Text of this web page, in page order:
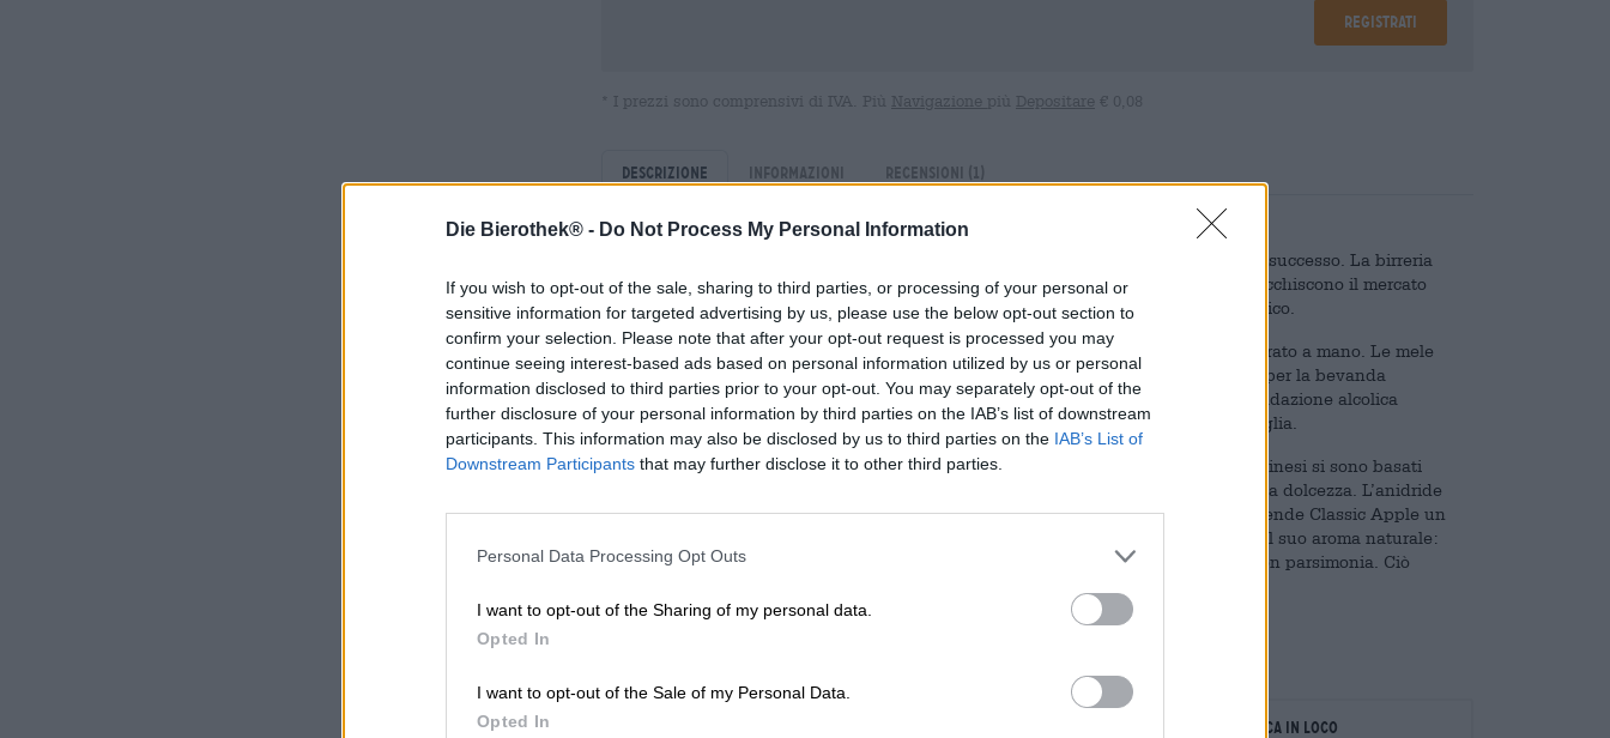
Die Bierothek® - Do Not Process My Personal Information
If you wish to opt-out of the sale, sharing to third parties, or processing of your personal or
sensitive information for targeted advertising by us, please use the below opt-out section to
confirm your selection. Please note that after your opt-out request is processed you may
continue seeing interest-based ads based on personal information utilized by us or personal
information disclosed to third parties prior to your opt-out. You may separately opt-out of the
further disclosure of your personal information by third parties on the IAB’s list of downstream
participants. This information may also be disclosed by us to third parties on the IAB’s List of
Downstream Participants that may further disclose it to other third parties.
Personal Data Processing Opt Outs
I want to opt-out of the Sharing of my personal data.
Opted In
I want to opt-out of the Sale of my Personal Data.
Opted In
Registrati
* I prezzi sono comprensivi di IVA. Più Navigazione più Depositare € 0,08
Descrizione Informazioni Recensioni (1)
Il sidro esiste da un po’, ma recentemente la bibita frizzante è diventata un vero successo. La birreria
berlinese BRLO non ha esitato a lungo e si è lanciata sul carro del successo. Arricchiscono il mercato
del sidro con tre interpretazioni estremamente creative e moderne del sidro classico.
Nel tipico stile BRLO, anche il sidro è realizzato con i migliori ingredienti e preparato a mano. Le mele
provengono da coltivazione biologica controllata e costituiscono un’ottima base per la bevanda
frizzante. Viene prodotta e imbottigliata direttamente nella capitale. Con una gradazione alcolica
bevibile del 4,5%, i sidri sono facili da gustare e puoi concederti più di una bottiglia.
Il classico nella gamma del sidro è Classic Apple. Per questa variante i birrai berlinesi si sono basati
sull’originale: fini note di mela accarezzano il palato con acidità fruttata e delicata dolcezza. L’anidride
carbonica piccante fa ballare la mela in tutte le sue sfaccettature sulla lingua e rende Classic Apple un
successo estivo. A differenza della concorrenza, BRLO si concentra sulla mela nel suo aroma naturale:
qui non c’è posto per gli esaltatori di sapidità e anche lo zucchero viene usato con parsimonia. Ciò
Il sidro di BRLO è un piacere leggero come una piuma per una pausa!
Verifica in loco